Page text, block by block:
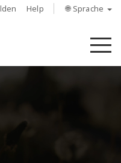
Help 🌐 Sprache